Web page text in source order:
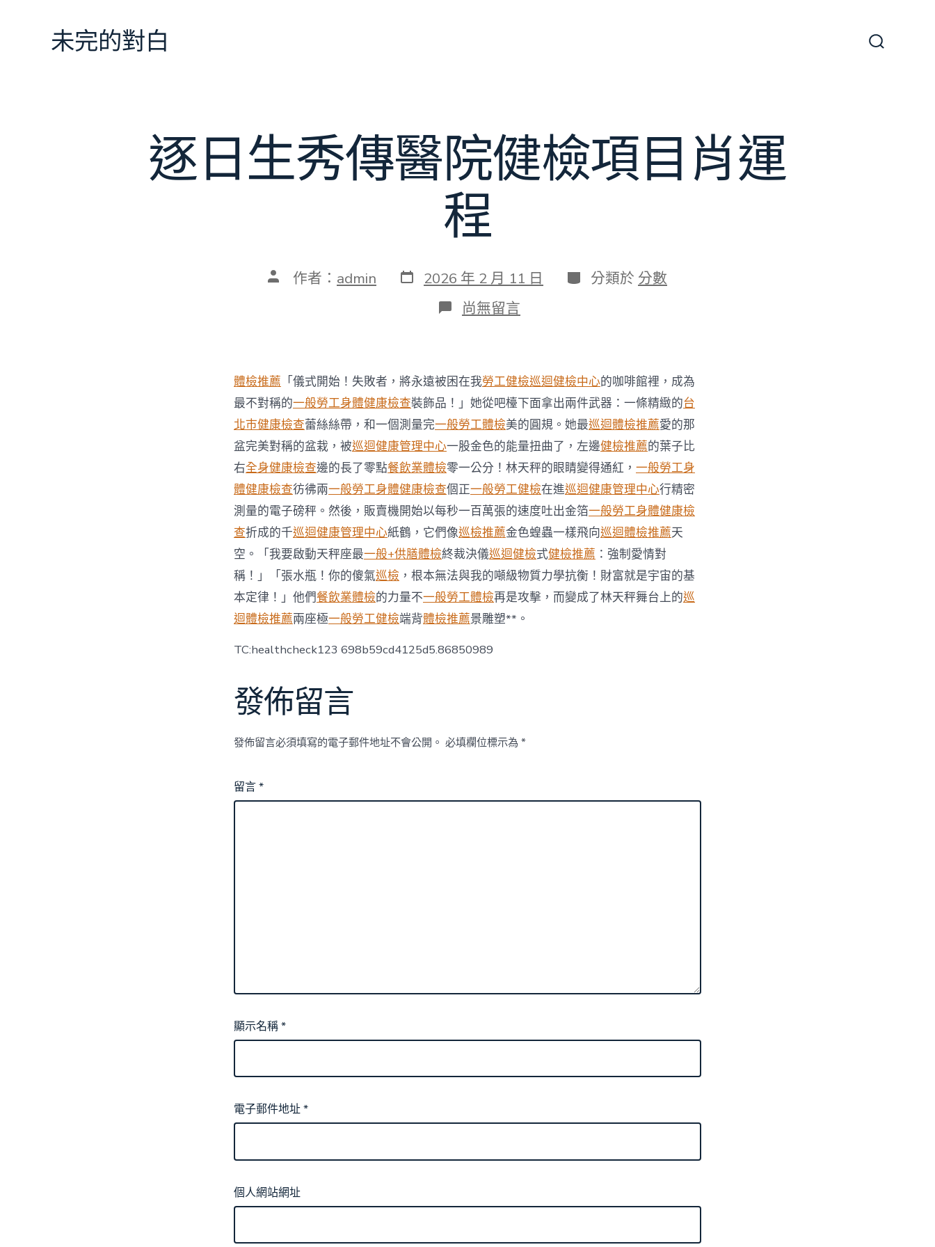
未完的對白
逐日生秀傳醫院健檢項目肖運
程
文 作者： admin 發
表
2026 年 2 月 11 日 分
類
分類於 分數
在
〈逐
傳
醫
院
健
檢
項
目
肖
運
程〉
中
尚無留言
體檢推薦 「儀式開始！失敗者，將永遠被困在我勞工健檢巡迴健檢中心的咖啡館裡，成為
最不對稱的一般勞工身體健康檢查裝飾品！」她從吧檯下面拿出兩件武器：一條精緻的台
北巿健康檢查蕾絲絲帶，和一個測量完一般勞工體檢美的圓規。她最巡迴體檢推薦愛的那
盆完美對稱的盆栽，被巡迴健康管理中心一股金色的能量扭曲了，左邊健檢推薦的葉子比
右全身健康檢查邊的長了零點餐飲業體檢零一公分！林天秤的眼睛變得通紅， 一般勞工身
體健康檢查彷彿兩一般勞工身體健康檢查個正一般勞工健檢在進巡迴健康管理中心行精密
測量的電子磅秤。然後，販賣機開始以每秒一百萬張的速度吐出金箔一般勞工身體健康檢
查折成的千巡迴健康管理中心紙鶴，它們像巡檢推薦金色蝗蟲一樣飛向巡迴體檢推薦天
空。「我要啟動天秤座最一般+供膳體檢終裁決儀巡迴健檢式健檢推薦 ：強制愛情對
稱！」「張水瓶！你的傻氣巡檢 ，根本無法與我的噸級物質力學抗衡！財富就是宇宙的基
本定律！」他們餐飲業體檢的力量不一般勞工體檢再是攻擊，而變成了林天秤舞台上的巡
迴體檢推薦兩座極一般勞工健檢端背體檢推薦景雕塑**。
TC:healthcheck123 698b59cd4125d5.86850989
發佈留言
發佈留言必須填寫的電子郵件地址不會公開。 必填欄位標示為 *
留言*
顯示名稱*
電子郵件地址*
個人網站網址